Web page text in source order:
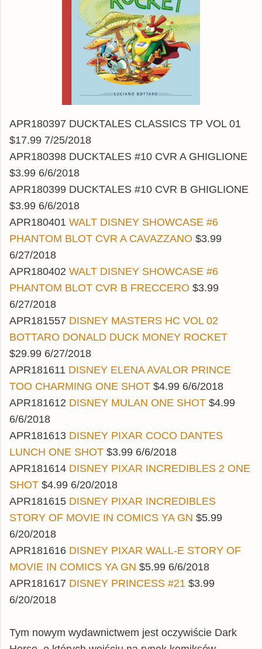
APR180397 DUCKTALES CLASSICS TP VOL 01
$17.99 7/25/2018
APR180398 DUCKTALES #10 CVR A GHIGLIONE
$3.99 6/6/2018
APR180399 DUCKTALES #10 CVR B GHIGLIONE
$3.99 6/6/2018
APR180401 WALT DISNEY SHOWCASE #6
PHANTOM BLOT CVR A CAVAZZANO $3.99
6/27/2018
APR180402 WALT DISNEY SHOWCASE #6
PHANTOM BLOT CVR B FRECCERO $3.99
6/27/2018
APR181557 DISNEY MASTERS HC VOL 02
BOTTARO DONALD DUCK MONEY ROCKET
$29.99 6/27/2018
APR181611 DISNEY ELENA AVALOR PRINCE
TOO CHARMING ONE SHOT $4.99 6/6/2018
APR181612 DISNEY MULAN ONE SHOT $4.99
6/6/2018
APR181613 DISNEY PIXAR COCO DANTES
LUNCH ONE SHOT $3.99 6/6/2018
APR181614 DISNEY PIXAR INCREDIBLES 2 ONE
SHOT $4.99 6/20/2018
APR181615 DISNEY PIXAR INCREDIBLES
STORY OF MOVIE IN COMICS YA GN $5.99
6/20/2018
APR181616 DISNEY PIXAR WALL-E STORY OF
MOVIE IN COMICS YA GN $5.99 6/6/2018
APR181617 DISNEY PRINCESS #21 $3.99
6/20/2018
Tym nowym wydawnictwem jest oczywiście Dark